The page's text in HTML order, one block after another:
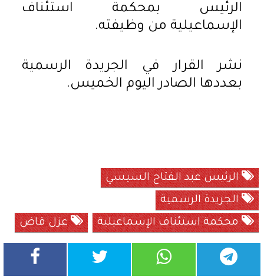
الرئيس بمحكمة استئناف
الإسماعيلية من وظيفته.
نشر القرار في الجريدة الرسمية
بعددها الصادر اليوم الخميس.
الرئيس عبد الفتاح السيسي
الجريدة الرسمية
محكمة استئناف الإسماعيلية
عزل قاض